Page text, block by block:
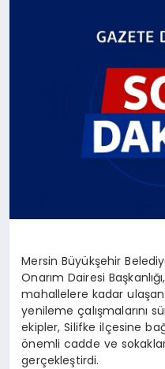
Mersin Büyükşehir
Onarım Dairesi
mahallelere kadar
yenileme çalışmalarını
ekipler, Silifke ilçesine
önemli cadde ve
gerçekleştirdi.